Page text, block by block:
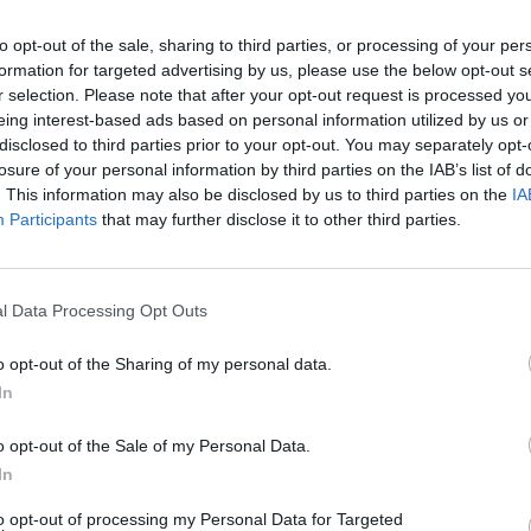
opt-out of the sale, sharing to third parties, or processing of your
for targeted advertising by us, please use the below opt-out
selection. Please note that after your opt-out request is processed
interest-based ads based on personal information utilized by us
to third parties prior to your opt-out. You may separately
of your personal information by third parties on the IAB’s list of
This information may also be disclosed by us to third parties on the
Participants that may further disclose it to other third parties.
Data Processing Opt Outs
opt-out of the Sharing of my personal data.
opt-out of the Sale of my Personal Data.
opt-out of processing my Personal Data for Targeted
salotto artistico e culturale: chi
enogastronomica potrà degustare le dolci
Il Capriccio e della Pasticceria San
della giornata ciclistica), mentre per tutti
i prodotti tipici del Varesotto grazie
del Borgo di Mustonate.
enogastronomica
saranno aperte fino a venerdì 11
laBottega del Romeo, a Ispra,
chilometri. Le soste enogastronomiche,
al Museo
di Ternate e nelle antiche corti di